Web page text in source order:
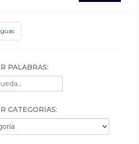
PALABRAS:
CATEGORÍAS: